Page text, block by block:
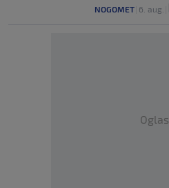
NOGOMET 6. aug.
Oglas